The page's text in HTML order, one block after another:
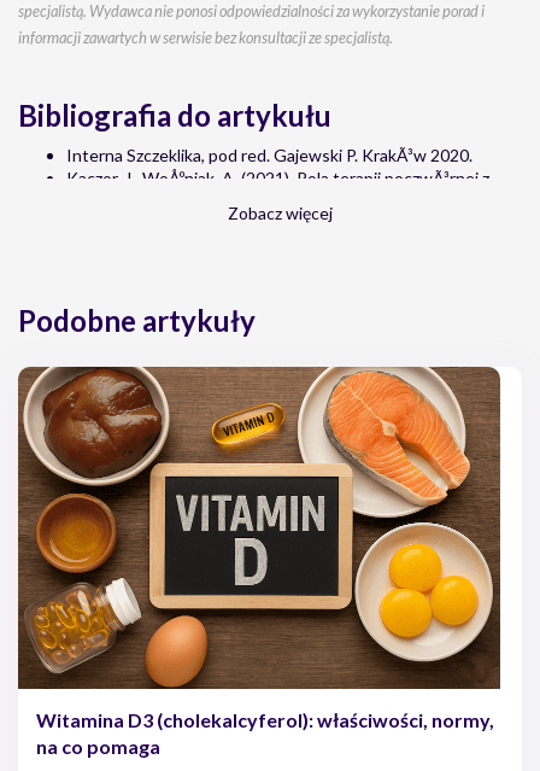
specjalistą. Wydawca nie ponosi odpowiedzialności za wykorzystanie porad i
informacji zawartych w serwisie bez konsultacji ze specjalistą.
Bibliografia do artykułu
Interna Szczeklika, pod red. Gajewski P. KrakÃ³w 2020.
Kaczor, J., WoÅºniak, A. (2021). Rola terapii poczwÃ³rnej z
Praktyce, 12(3), 87â€“94.
Zobacz więcej
Podobne artykuły
Witamina D3 (cholekalcyferol): właściwości, normy,
na co pomaga